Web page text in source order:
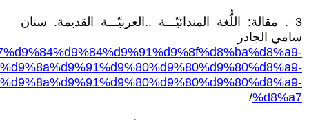
3 . مقالة: اللُّغة المندائيّـــة ..العربيّـــة القديمة. سنان
سامي الجادر
%d8%a7
/